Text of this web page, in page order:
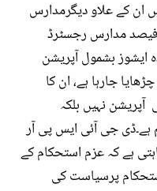
ہیں ان کے علاو دیگرمدارس
کہاں ہیں کون ان کو چلا رہاہے، 50 فیصد مدارس رجسٹرڈ
ایشوز بشمول آپریشن
جارہا ہے، ان کا
آپریشن نہیں بلکہ
جی آئی ایس پی آر
ہے کہ عزم استحکام کے
پرسیاست کی